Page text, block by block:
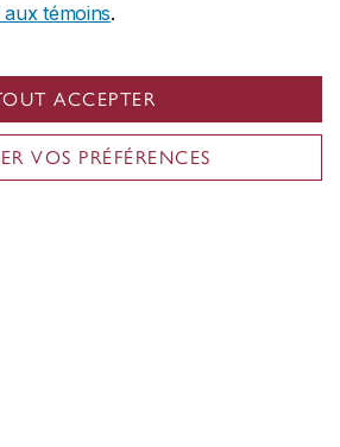
témoins.
ACCEPTER
VOS PRÉFÉRENCES
bulletin